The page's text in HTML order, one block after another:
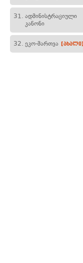
31. ადმინისტრაციული
კანონი
32. ეკო-მართვა [ახალი]